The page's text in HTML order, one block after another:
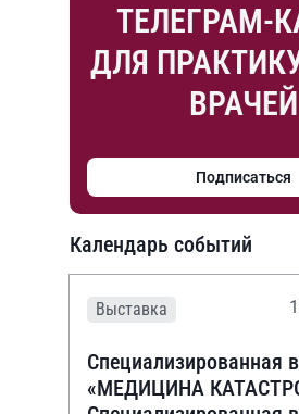
ТЕЛЕГРАМ-
ДЛЯ
ВРАЧЕЙ
Подписаться
Календарь событий
Выставка
Специализированная
«МЕДИЦИНА